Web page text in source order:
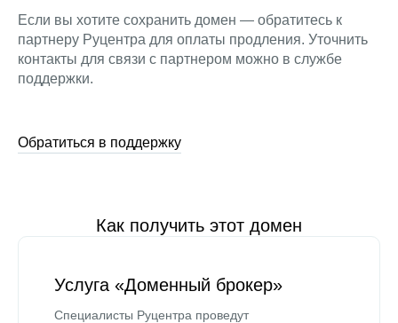
Если вы хотите сохранить домен — обратитесь к
партнеру Руцентра для оплаты продления. Уточнить
контакты для связи с партнером можно в службе
поддержки.
Обратиться в поддержку
Как получить этот домен
Услуга «Доменный брокер»
Специалисты Руцентра проведут